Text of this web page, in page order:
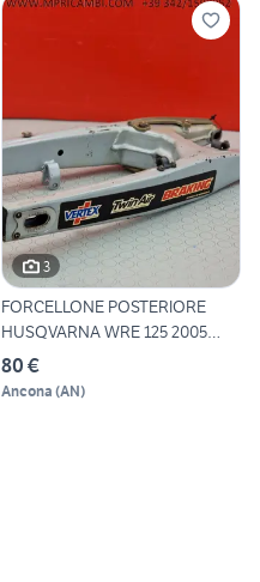
3
FORCELLONE POSTERIORE
HUSQVARNA WRE 125 2005
2006
80 €
Ancona (AN)